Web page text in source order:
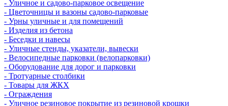
- Уличное и садово-парковое освещение
- Цветочницы и вазоны садово-парковые
- Урны уличные и для помещений
- Изделия из бетона
- Беседки и навесы
- Уличные стенды, указатели, вывески
- Велосипедные парковки (велопарковки)
- Оборудование для дорог и парковки
- Тротуарные столбики
- Товары для ЖКХ
- Ограждения
- Уличное резиновое покрытие из резиновой крошки